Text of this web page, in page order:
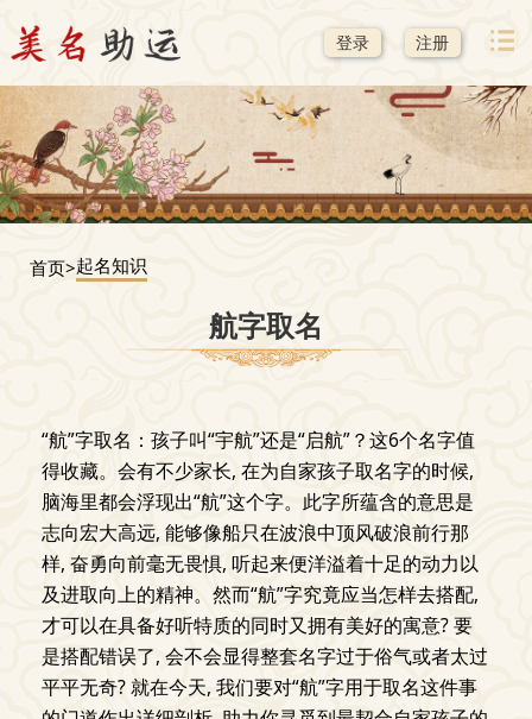
登录 注册
首页>起名知识
航字取名
“航”字取名：孩子叫“宇航”还是“启航”？这6个名字值
得收藏。会有不少家长, 在为自家孩子取名字的时候,
脑海里都会浮现出“航”这个字。此字所蕴含的意思是
志向宏大高远, 能够像船只在波浪中顶风破浪前行那
样, 奋勇向前毫无畏惧, 听起来便洋溢着十足的动力以
及进取向上的精神。然而“航”字究竟应当怎样去搭配,
才可以在具备好听特质的同时又拥有美好的寓意? 要
是搭配错误了, 会不会显得整套名字过于俗气或者太过
平平无奇? 就在今天, 我们要对“航”字用于取名这件事